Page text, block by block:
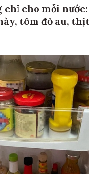
cho mỗi nước:
tôm đỏ au,